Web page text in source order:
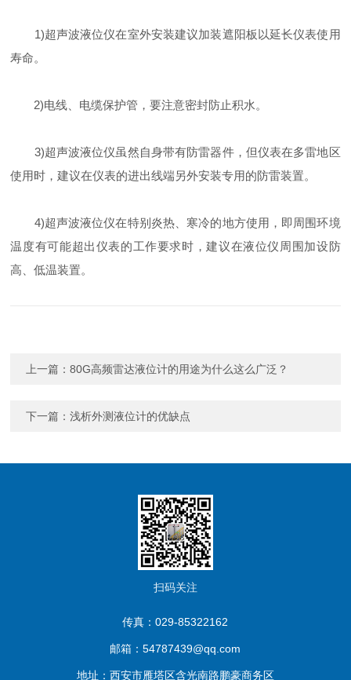
1)超声波液位仪在室外安装建议加装遮阳板以延长仪表使用
寿命。
2)电线、电缆保护管，要注意密封防止积水。
3)超声波液位仪虽然自身带有防雷器件，但仪表在多雷地区
使用时，建议在仪表的进出线端另外安装专用的防雷装置。
4)超声波液位仪在特别炎热、寒冷的地方使用，即周围环境
温度有可能超出仪表的工作要求时，建议在液位仪周围加设防
高、低温装置。
上一篇：80G高频雷达液位计的用途为什么这么广泛？
下一篇：浅析外测液位计的优缺点
扫码关注
传真：029-85322162
邮箱：54787439@qq.com
地址：西安市雁塔区含光南路鹏豪商务区